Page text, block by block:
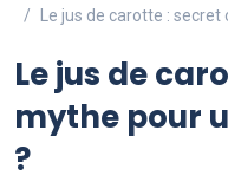
Le jus de carotte :
Le jus de
mythe pour
?